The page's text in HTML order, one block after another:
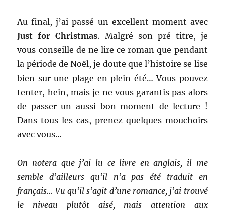
Au final, j’ai passé un excellent moment avec
Just for Christmas. Malgré son pré-titre, je
vous conseille de ne lire ce roman que pendant
la période de Noël, je doute que l’histoire se lise
bien sur une plage en plein été… Vous pouvez
tenter, hein, mais je ne vous garantis pas alors
de passer un aussi bon moment de lecture !
Dans tous les cas, prenez quelques mouchoirs
avec vous…
On notera que j’ai lu ce livre en anglais, il me
semble d’ailleurs qu’il n’a pas été traduit en
français… Vu qu’il s’agit d’une romance, j’ai trouvé
le niveau plutôt aisé, mais attention aux